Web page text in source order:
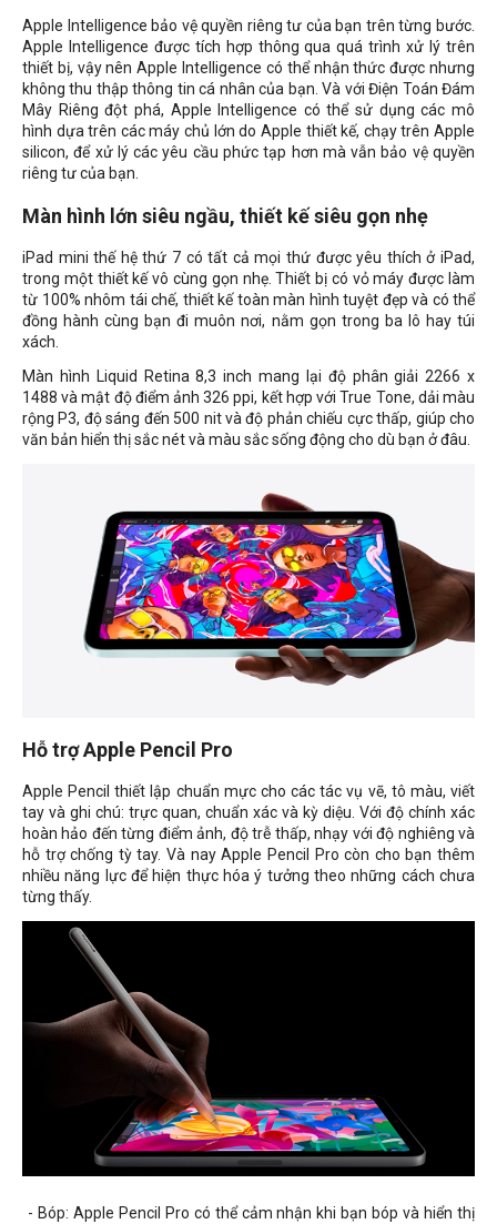
Apple Intelligence bảo vệ quyền riêng tư của bạn trên từng bước.
Apple Intelligence được tích hợp thông qua quá trình xử lý trên
thiết bị, vậy nên Apple Intelligence có thể nhận thức được nhưng
không thu thập thông tin cá nhân của bạn. Và với Điện Toán Đám
Mây Riêng đột phá, Apple Intelligence có thể sử dụng các mô
hình dựa trên các máy chủ lớn do Apple thiết kế, chạy trên Apple
silicon, để xử lý các yêu cầu phức tạp hơn mà vẫn bảo vệ quyền
riêng tư của bạn.
Màn hình lớn siêu ngầu, thiết kế siêu gọn nhẹ
iPad mini thế hệ thứ 7 có tất cả mọi thứ được yêu thích ở iPad,
trong một thiết kế vô cùng gọn nhẹ. Thiết bị có vỏ máy được làm
từ 100% nhôm tái chế, thiết kế toàn màn hình tuyệt đẹp và có thể
đồng hành cùng bạn đi muôn nơi, nằm gọn trong ba lô hay túi
xách.
Màn hình Liquid Retina 8,3 inch mang lại độ phân giải 2266 x
1488 và mật độ điểm ảnh 326 ppi, kết hợp với True Tone, dải màu
rộng P3, độ sáng đến 500 nit và độ phản chiếu cực thấp, giúp cho
văn bản hiển thị sắc nét và màu sắc sống động cho dù bạn ở đâu.
Hỗ trợ Apple Pencil Pro
Apple Pencil thiết lập chuẩn mực cho các tác vụ vẽ, tô màu, viết
tay và ghi chú: trực quan, chuẩn xác và kỳ diệu. Với độ chính xác
hoàn hảo đến từng điểm ảnh, độ trễ thấp, nhạy với độ nghiêng và
hỗ trợ chống tỳ tay. Và nay Apple Pencil Pro còn cho bạn thêm
nhiều năng lực để hiện thực hóa ý tưởng theo những cách chưa
từng thấy.
- Bóp: Apple Pencil Pro có thể cảm nhận khi bạn bóp và hiển thị